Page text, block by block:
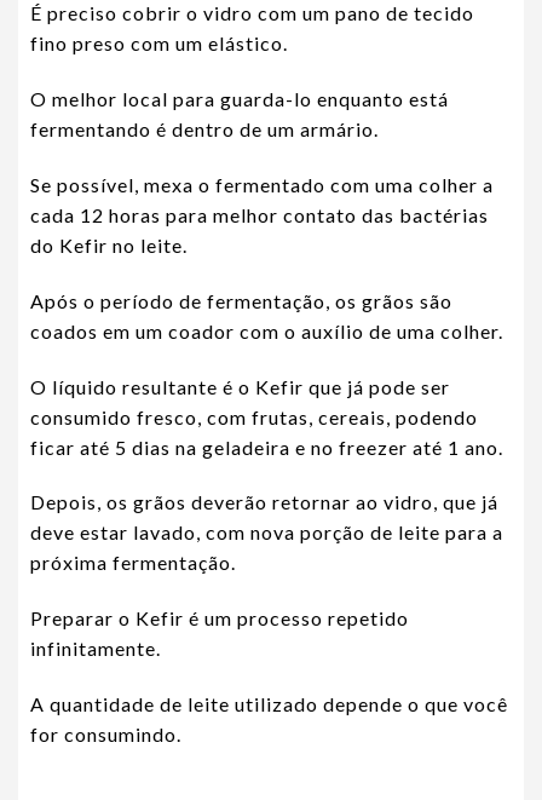
É preciso cobrir o vidro com um pano de tecido
fino preso com um elástico.
O melhor local para guarda-lo enquanto está
fermentando é dentro de um armário.
Se possível, mexa o fermentado com uma colher a
cada 12 horas para melhor contato das bactérias
do Kefir no leite.
Após o período de fermentação, os grãos são
coados em um coador com o auxílio de uma colher.
O líquido resultante é o Kefir que já pode ser
consumido fresco, com frutas, cereais, podendo
ficar até 5 dias na geladeira e no freezer até 1 ano.
Depois, os grãos deverão retornar ao vidro, que já
deve estar lavado, com nova porção de leite para a
próxima fermentação.
Preparar o Kefir é um processo repetido
infinitamente.
A quantidade de leite utilizado depende o que você
for consumindo.